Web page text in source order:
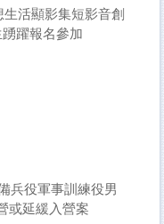
活顯影集短影音創
躍報名參加
兵役軍事訓練役男
或延緩入營案